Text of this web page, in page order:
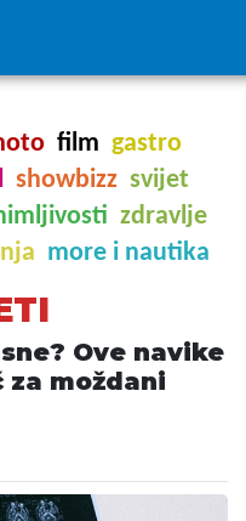
film gastro
showbizz svijet
zdravlje
more i nautika
Ove navike
moždani